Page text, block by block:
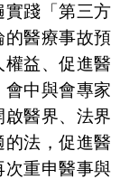
實踐「第三方
的醫療事故預
益、促進醫
中與會專家
醫界、法界
的法，促進醫
次重申醫事與